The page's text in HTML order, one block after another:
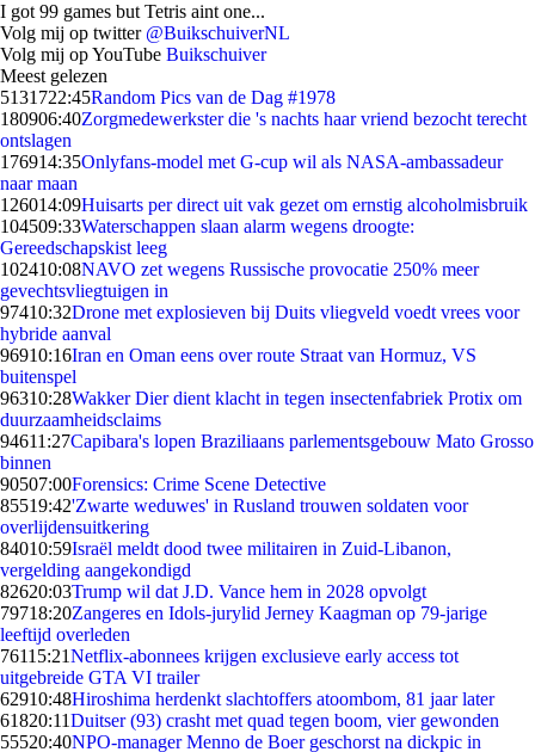
I got 99 games but Tetris aint one...
Volg mij op twitter @BuikschuiverNL
Volg mij op YouTube Buikschuiver
Meest gelezen
5131722:45Random Pics van de Dag #1978
180906:40Zorgmedewerkster die 's nachts haar vriend bezocht terecht
ontslagen
176914:35Onlyfans-model met G-cup wil als NASA-ambassadeur
naar maan
126014:09Huisarts per direct uit vak gezet om ernstig alcoholmisbruik
104509:33Waterschappen slaan alarm wegens droogte:
Gereedschapskist leeg
102410:08NAVO zet wegens Russische provocatie 250% meer
gevechtsvliegtuigen in
97410:32Drone met explosieven bij Duits vliegveld voedt vrees voor
hybride aanval
96910:16Iran en Oman eens over route Straat van Hormuz, VS
buitenspel
96310:28Wakker Dier dient klacht in tegen insectenfabriek Protix om
duurzaamheidsclaims
94611:27Capibara's lopen Braziliaans parlementsgebouw Mato Grosso
binnen
90507:00Forensics: Crime Scene Detective
85519:42'Zwarte weduwes' in Rusland trouwen soldaten voor
overlijdensuitkering
84010:59Israël meldt dood twee militairen in Zuid-Libanon,
vergelding aangekondigd
82620:03Trump wil dat J.D. Vance hem in 2028 opvolgt
79718:20Zangeres en Idols-jurylid Jerney Kaagman op 79-jarige
leeftijd overleden
76115:21Netflix-abonnees krijgen exclusieve early access tot
uitgebreide GTA VI trailer
62910:48Hiroshima herdenkt slachtoffers atoombom, 81 jaar later
61820:11Duitser (93) crasht met quad tegen boom, vier gewonden
55520:40NPO-manager Menno de Boer geschorst na dickpic in